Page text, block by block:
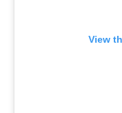
View